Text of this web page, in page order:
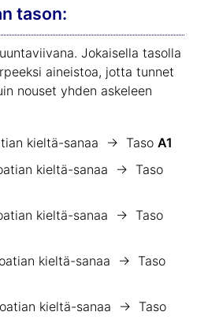
tason:
Jokaisella tasolla
aineistoa, jotta tunnet
nouset yhden askeleen
kieltä-sanaa → Taso A1
kieltä-sanaa → Taso
kieltä-sanaa → Taso
kieltä-sanaa → Taso
kieltä-sanaa → Taso